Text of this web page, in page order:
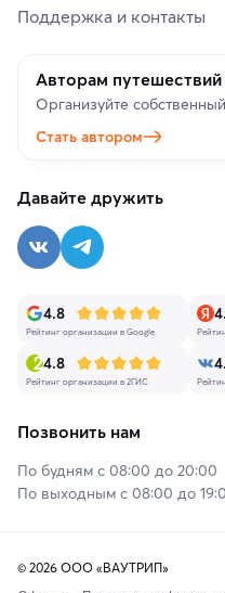
Поддержка и контакты
Авторам путешествий
Организуйте
Стать автором
Давайте дружить
4.8
Рейтинг организации в Google
4.8
Рейтинг организации в 2ГИС
Позвонить нам
По будням с 08:00 до 20:00
По выходным с 08:00 до
© 2026 ООО «ВАУТРИП»